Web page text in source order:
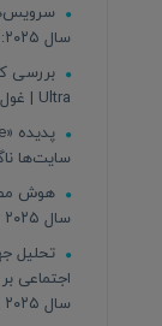
سال ۲۰۲۵: تحول در تجربه کاربری و تبلیغات دیجیتال
Ultra | غول هوشمند ۲۰۲۵
سایت‌ها
هوش
سال ۲۰۲۵
تحلیل
اجتماعی
سال ۲۰۲۵